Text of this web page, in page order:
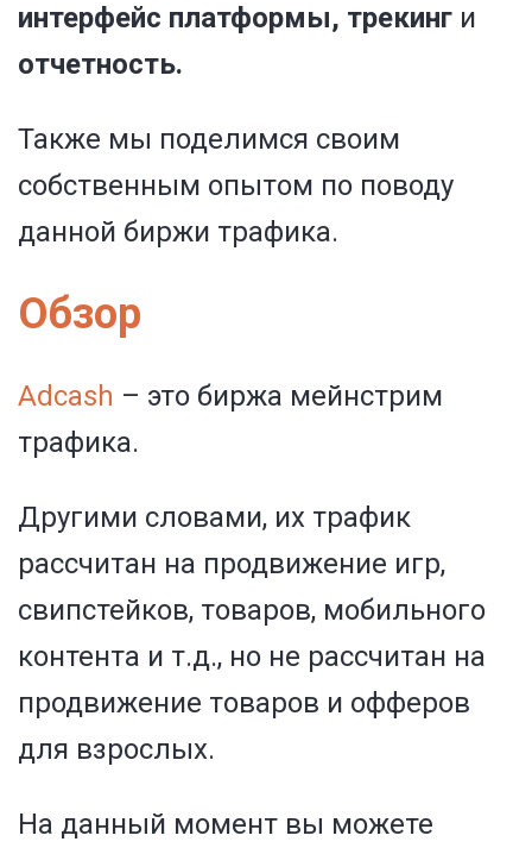
интерфейс платформы, трекинг и
отчетность.
Также мы поделимся своим
собственным опытом по поводу
данной биржи трафика.
Обзор
Adcash – это биржа мейнстрим
трафика.
Другими словами, их трафик
рассчитан на продвижение игр,
свипстейков, товаров, мобильного
контента и т.д., но не рассчитан на
продвижение товаров и офферов
для взрослых.
На данный момент вы можете